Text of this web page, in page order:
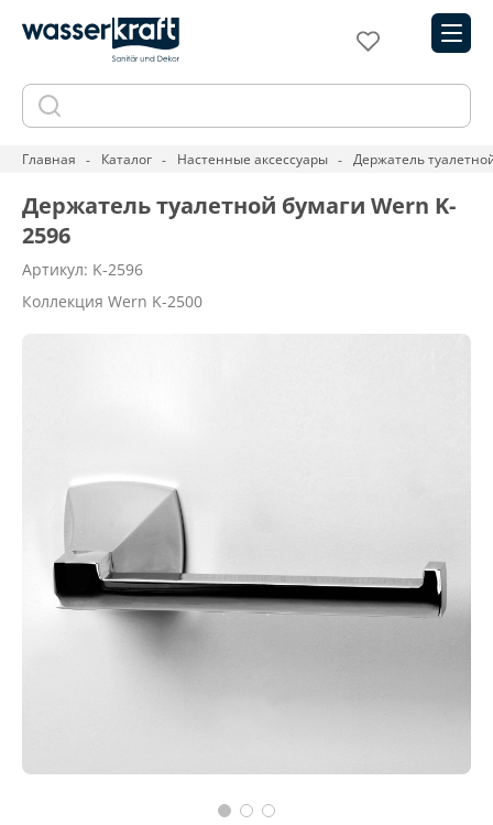
Главная Каталог Настенные аксессуары Держатель
Держатель туалетной бумаги Wern K-
2596
Артикул: K-2596
Коллекция Wern K-2500